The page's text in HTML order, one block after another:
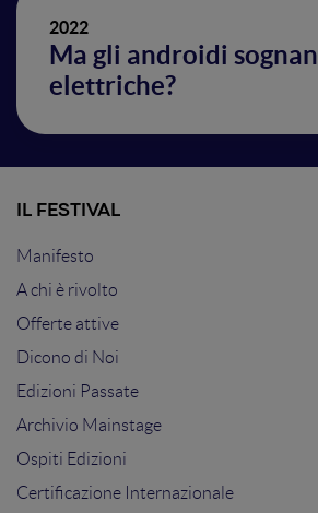
2022
Ma gli androidi
elettriche?
IL FESTIVAL
Manifesto
A chi è rivolto
Offerte attive
Dicono di Noi
Edizioni Passate
Archivio Mainstage
Ospiti Edizioni
Certificazione Internazionale